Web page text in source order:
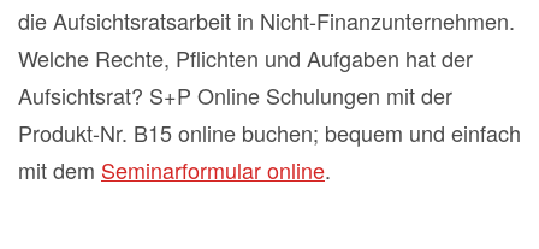
die Aufsichtsratsarbeit in Nicht-Finanzunternehmen.
Welche Rechte, Pflichten und Aufgaben hat der
Aufsichtsrat? S+P Online Schulungen mit der
Produkt-Nr. B15 online buchen; bequem und einfach
mit dem Seminarformular online.